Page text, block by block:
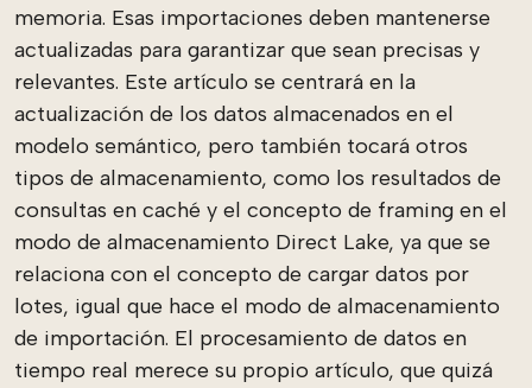
memoria. Esas importaciones deben mantenerse
actualizadas para garantizar que sean precisas y
relevantes. Este artículo se centrará en la
actualización de los datos almacenados en el
modelo semántico, pero también tocará otros
tipos de almacenamiento, como los resultados de
consultas en caché y el concepto de framing en el
modo de almacenamiento Direct Lake, ya que se
relaciona con el concepto de cargar datos por
lotes, igual que hace el modo de almacenamiento
de importación. El procesamiento de datos en
tiempo real merece su propio artículo, que quizá